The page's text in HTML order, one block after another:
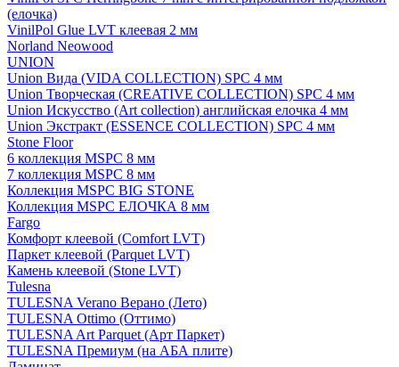
(елочка)
VinilPol Glue LVT клеевая 2 мм
Norland Neowood
UNION
Union Вида (VIDA COLLECTION) SPC 4 мм
Union Творческая (CREATIVE COLLECTION) SPC 4 мм
Union Искусство (Art collection) английская елочка 4 мм
Union Экстракт (ESSENCE COLLECTION) SPC 4 мм
Stone Floor
6 коллекция MSPC 8 мм
7 коллекция MSPC 8 мм
Коллекция MSPC BIG STONE
Коллекция MSPC ЕЛОЧКА 8 мм
Fargo
Комфорт клеевой (Comfort LVT)
Паркет клеевой (Parquet LVT)
Камень клеевой (Stone LVT)
Tulesna
TULESNA Verano Верано (Лето)
TULESNA Ottimo (Оттимо)
TULESNA Art Parquet (Арт Паркет)
TULESNA Премиум (на АБА плите)